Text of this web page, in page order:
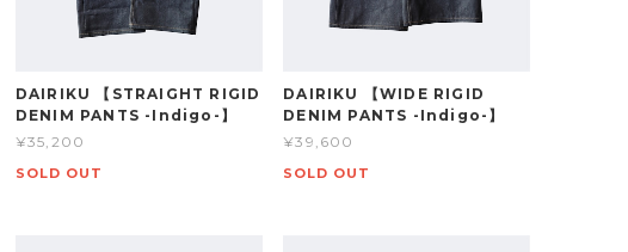
DAIRIKU 【STRAIGHT RIGID
DENIM PANTS -Indigo-】
¥35,200
SOLD OUT
DAIRIKU 【WIDE RIGID
DENIM PANTS -Indigo-】
¥39,600
SOLD OUT